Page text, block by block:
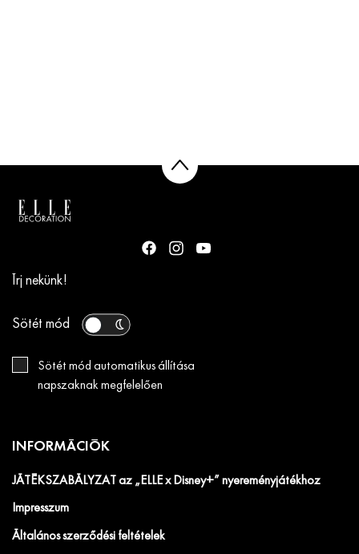
Írj nekünk!
Sötét mód
Sötét mód automatikus állítása
napszaknak megfelelően
INFORMÁCIÓK
JÁTÉKSZABÁLYZAT az „ELLE x Disney+” nyereményjátékhoz
Impresszum
Általános szerződési feltételek